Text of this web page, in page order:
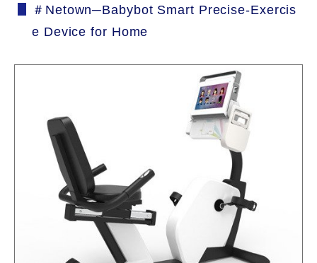
＃Netown─Babybot Smart Precise-Exercis
e Device for Home